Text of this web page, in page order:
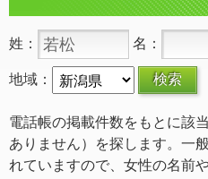
姓： 名：
地域：
電話帳の掲載件数をもとに該
ありません）を探します。一
れていますので、女性の名前